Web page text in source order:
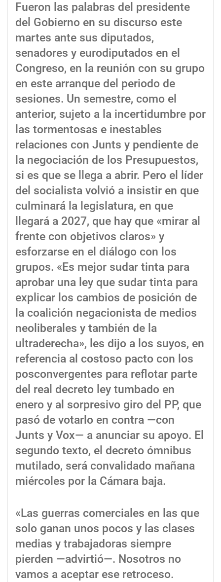
Fueron las palabras del presidente
del Gobierno en su discurso este
martes ante sus diputados,
senadores y eurodiputados en el
Congreso, en la reunión con su grupo
en este arranque del periodo de
sesiones. Un semestre, como el
anterior, sujeto a la incertidumbre por
las tormentosas e inestables
relaciones con Junts y pendiente de
la negociación de los Presupuestos,
si es que se llega a abrir. Pero el líder
del socialista volvió a insistir en que
culminará la legislatura, en que
llegará a 2027, que hay que «mirar al
frente con objetivos claros» y
esforzarse en el diálogo con los
grupos. «Es mejor sudar tinta para
aprobar una ley que sudar tinta para
explicar los cambios de posición de
la coalición negacionista de medios
neoliberales y también de la
ultraderecha», les dijo a los suyos, en
referencia al costoso pacto con los
posconvergentes para reflotar parte
del real decreto ley tumbado en
enero y al sorpresivo giro del PP, que
pasó de votarlo en contra —con
Junts y Vox— a anunciar su apoyo. El
segundo texto, el decreto ómnibus
mutilado, será convalidado mañana
miércoles por la Cámara baja.
«Las guerras comerciales en las que
solo ganan unos pocos y las clases
medias y trabajadoras siempre
pierden —advirtió—. Nosotros no
vamos a aceptar ese retroceso.